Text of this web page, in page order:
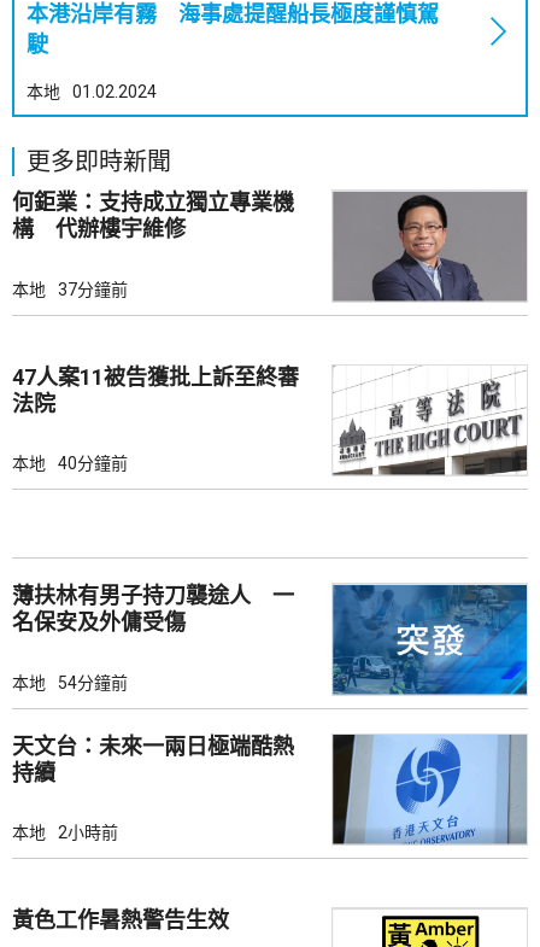
本港沿岸有霧 海事處提醒船長極度謹慎駕
駛
本地 01.02.2024
更多即時新聞
何鉅業：支持成立獨立專業機
構 代辦樓宇維修
本地 37分鐘前
47人案11被告獲批上訴至終審
法院
本地 40分鐘前
薄扶林有男子持刀襲途人 一
名保安及外傭受傷
本地 54分鐘前
天文台：未來一兩日極端酷熱
持續
本地 2小時前
黃色工作暑熱警告生效